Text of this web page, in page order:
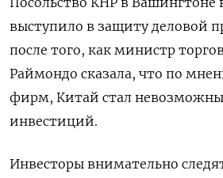
выступило в защиту деловой
после того, как министр
Раймондо сказала, что по
фирм, Китай стал
инвестиций.
Инвесторы внимательно